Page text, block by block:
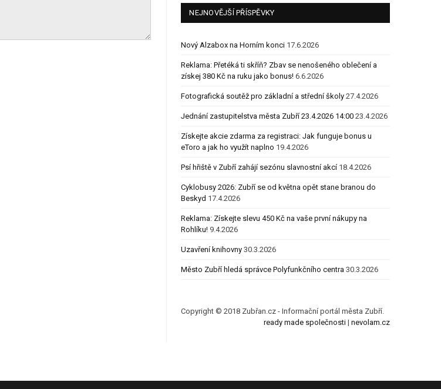
NEJNOVĚJŠÍ PŘÍSPĚVKY
Nový Alzabox na Horním konci 17.6.2026
Reklama: Přetéká ti skříň? Zbav se nenošeného oblečení a
získej 380 Kč na ruku jako bonus! 6.6.2026
Fotografická soutěž pro základní a střední školy 27.4.2026
Jednání zastupitelstva města Zubří 23.4.2026 14:00 23.4.2026
Získejte akcie zdarma za registraci: Jak funguje bonus u
eToro a jak ho využít naplno 19.4.2026
Psí hřiště v Zubří zahájí sezónu slavnostní akcí 18.4.2026
Cyklobusy 2026: Zubří se od května opět stane branou do
Beskyd 17.4.2026
Reklama: Získejte slevu 450 Kč na vaše první nákupy na
Rohlíku! 9.4.2026
Uzavření knihovny 30.3.2026
Město Zubří hledá správce Polyfunkčního centra 30.3.2026
Copyright © 2018 Zubřan.cz - Informační portál města Zubří.
ready made společnosti| nevolam.cz